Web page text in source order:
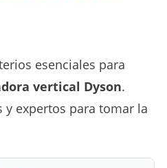
esenciales para
vertical Dyson.
y expertos para tomar la